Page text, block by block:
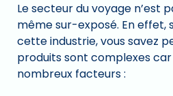
Le secteur du voyage n’est
même sur-exposé. En effet,
cette industrie, vous savez
produits sont complexes
nombreux facteurs :